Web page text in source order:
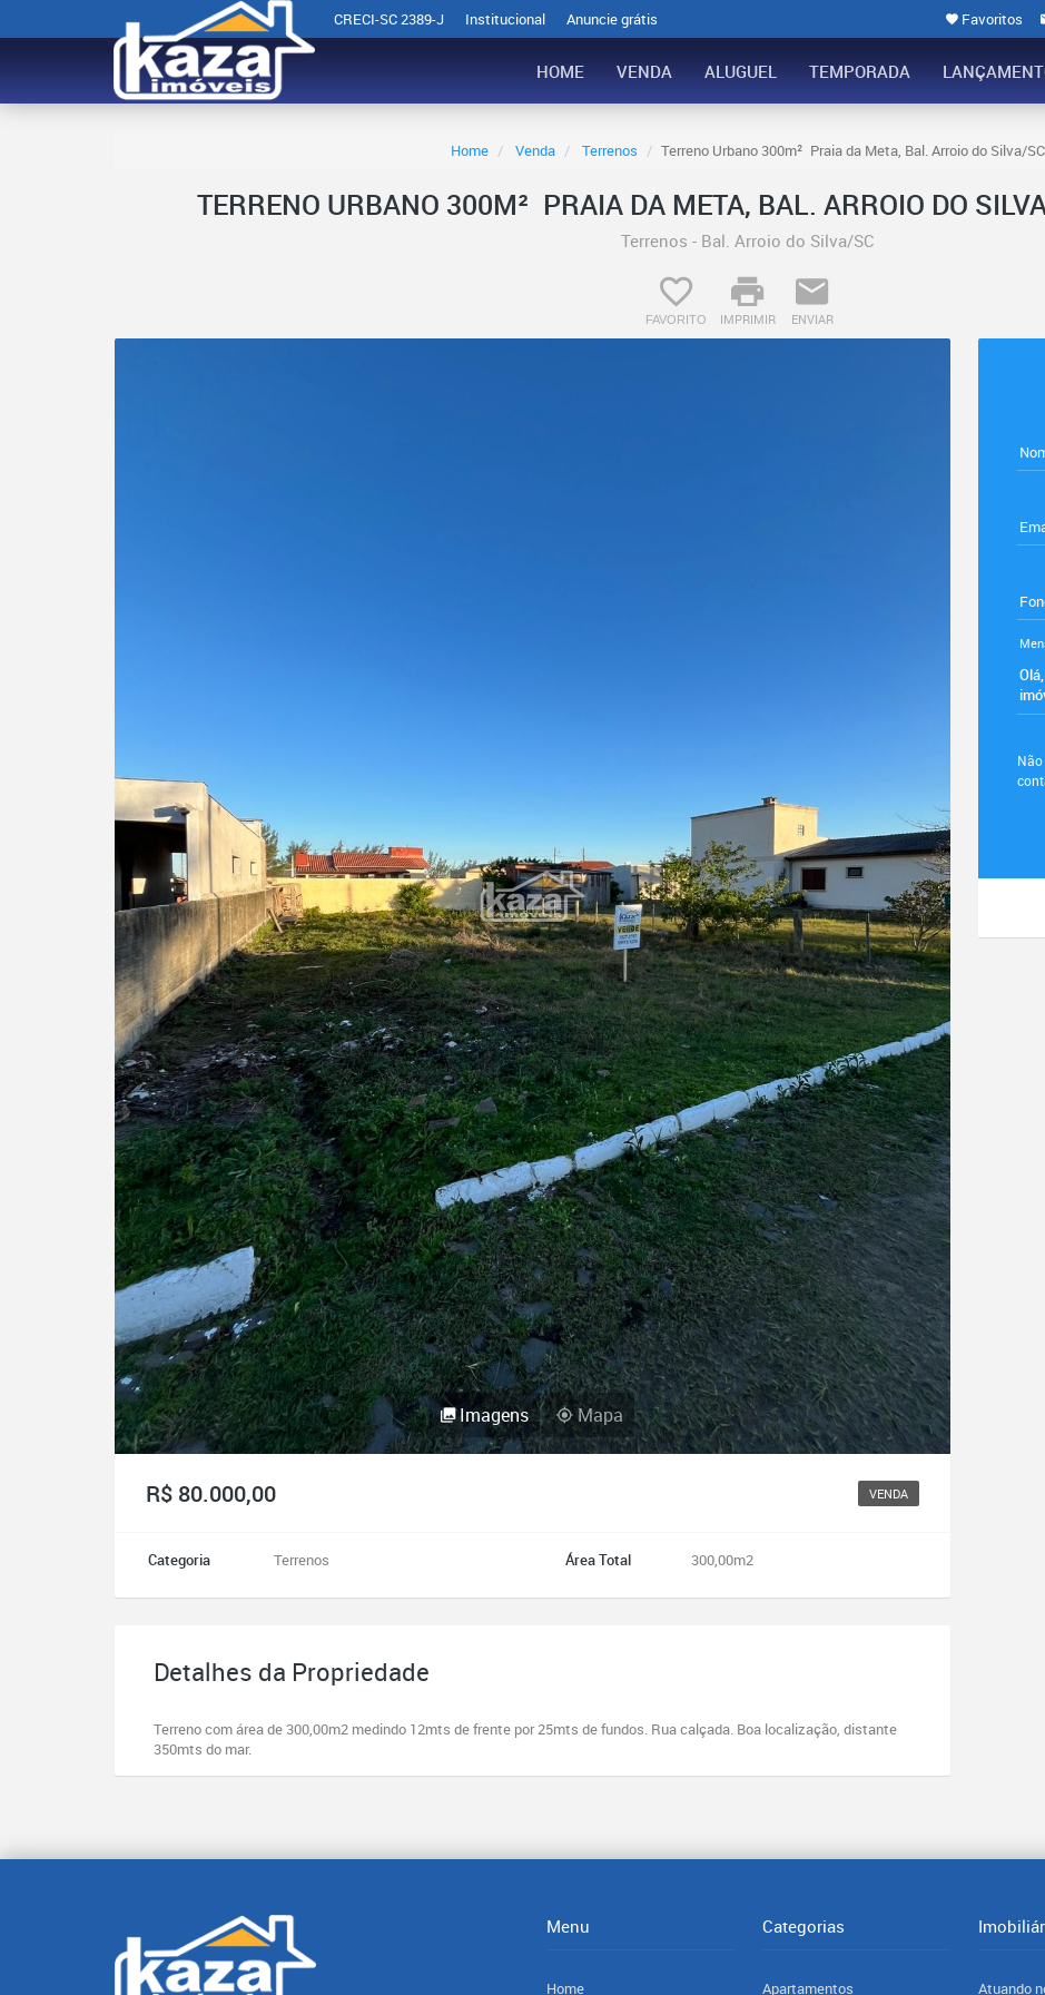
CRECI-SC 2389-J Institucional Anuncie grátis Favoritos
HOME VENDA ALUGUEL TEMPORADA
Home Venda Terrenos Terreno Urbano 300m²  Praia da Meta, Bal. Arroio do Silva/SC
TERRENO URBANO 300M²  PRAIA DA META, BAL. ARROIO DO
Terrenos - Bal. Arroio do Silva/SC
FAVORITO IMPRIMIR ENVIAR
Imagens Mapa
R$ 80.000,00 VENDA
Categoria Terrenos Área Total 300,00m2
Detalhes da Propriedade
Terreno com área de 300,00m2 medindo 12mts de frente por 25mts de fundos. Rua calçada. Boa localização, distante
350mts do mar.
Menu
Home
Categorias
Apartamentos Atuando